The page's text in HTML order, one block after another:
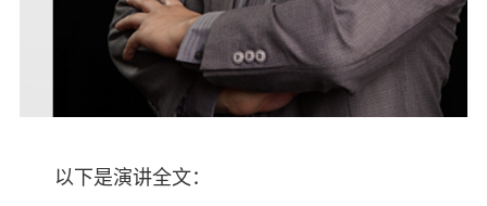
以下是演讲全文：